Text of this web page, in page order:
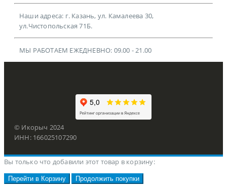
Наши адреса: г. Казань, ул. Камалеева 30,
ул.Чистопольская 71Б.
МЫ РАБОТАЕМ ЕЖЕДНЕВНО: 09.00 - 21.00
© Икорыч 2024
ИНН: 166025107290
Вы только что добавили этот товар в корзину:
Перейти в Корзину Продолжить покупки